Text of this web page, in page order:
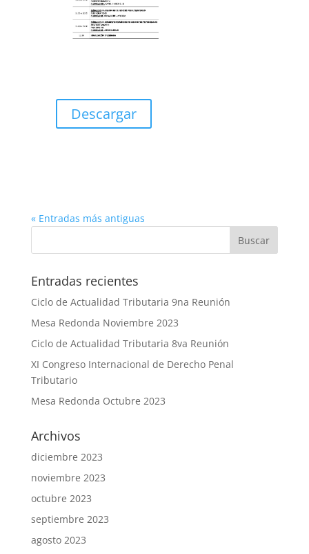
Descargar
« Entradas más antiguas
Entradas recientes
Ciclo de Actualidad Tributaria 9na Reunión
Mesa Redonda Noviembre 2023
Ciclo de Actualidad Tributaria 8va Reunión
XI Congreso Internacional de Derecho Penal
Tributario
Mesa Redonda Octubre 2023
Archivos
diciembre 2023
noviembre 2023
octubre 2023
septiembre 2023
agosto 2023